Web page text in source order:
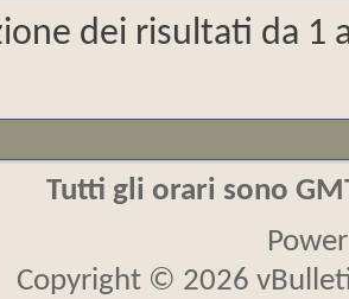
dei risultati da 1
Tutti gli orari sono
Copyright © 2026